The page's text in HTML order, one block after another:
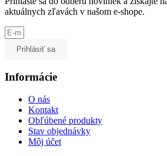
aktuálnych zľavách v našom e-shope.
Prihlásiť sa
Informácie
O nás
Kontakt
Obľúbené produkty
Stav objednávky
Môj účet